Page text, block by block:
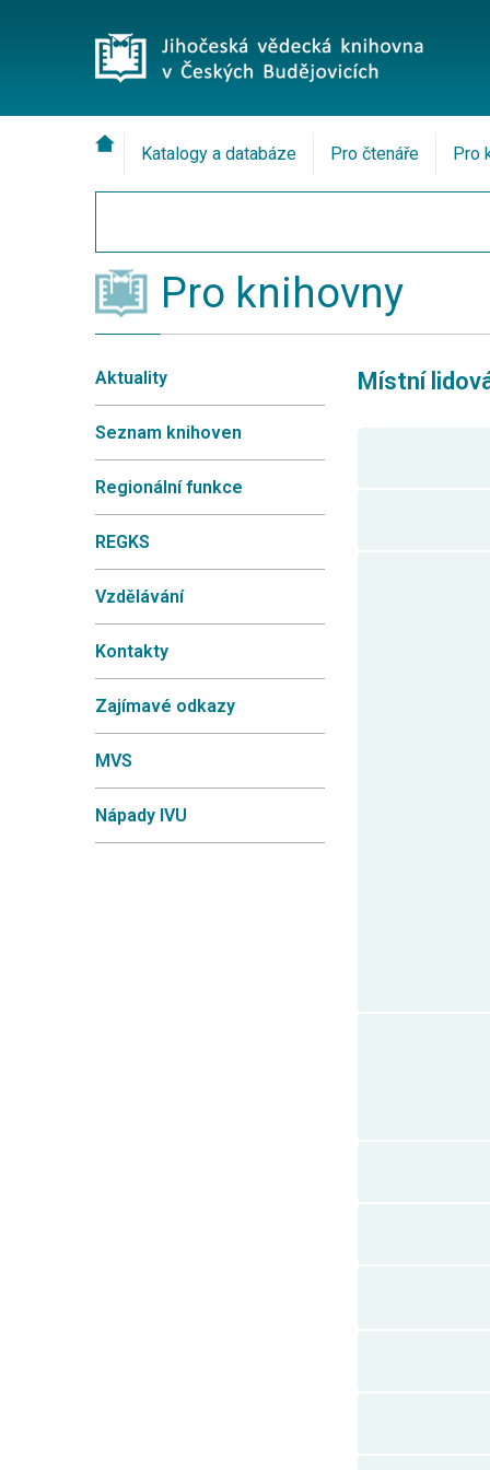
Katalogy a databáze Pro čtenáře Pro
Pro knihovny
Aktuality
Seznam knihoven
Regionální funkce
REGKS
Vzdělávání
Kontakty
Zajímavé odkazy
MVS
Nápady IVU
Místní